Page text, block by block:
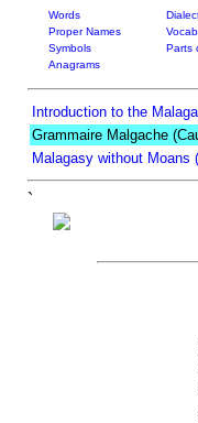
Words
Proper Names
Symbols
Parts
Anagrams
Introduction to the
Grammaire Malgache
Malagasy without Moans
`